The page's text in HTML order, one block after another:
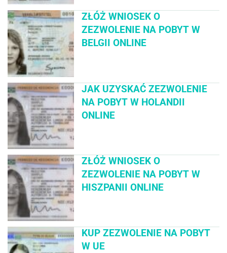
ZŁÓŻ WNIOSEK O
ZEZWOLENIE NA POBYT W
BELGII ONLINE
JAK UZYSKAĆ ZEZWOLENIE
NA POBYT W HOLANDII
ONLINE
ZŁÓŻ WNIOSEK O
ZEZWOLENIE NA POBYT W
HISZPANII ONLINE
KUP ZEZWOLENIE NA POBYT
W UE